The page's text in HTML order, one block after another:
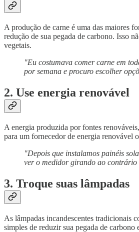
A produção de carne é uma das maiores
redução de sua pegada de carbono. Isso
vegetais.
"Eu costumava comer carne em
por semana e procuro escolher
2. Use energia renovável
A energia produzida por fontes
para um fornecedor de energia renovável
"Depois que instalamos painéis
ver o medidor girando ao contrário
3. Troque suas lâmpadas
As lâmpadas incandescentes tradicionais
simples de reduzir sua pegada de